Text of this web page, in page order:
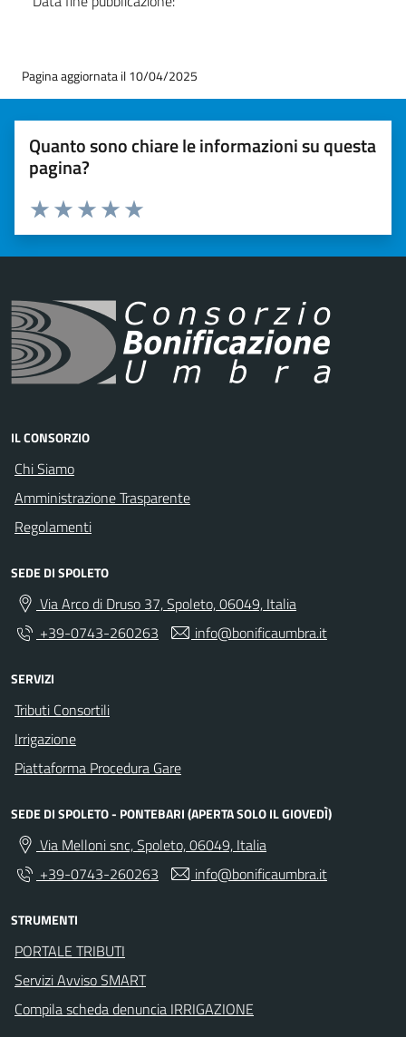
Pagina aggiornata il 10/04/2025
Quanto sono chiare le informazioni su questa
pagina?
Valuta 5 stelle su 5
Valuta 4 stelle su 5
Valuta 3 stelle su 5
Valuta 2 stelle su 5
Valuta 1 stelle su 5
IL CONSORZIO
Chi Siamo
Amministrazione Trasparente
Regolamenti
SEDE DI SPOLETO
Via Arco di Druso 37, Spoleto, 06049, Italia
+39-0743-260263
info@bonificaumbra.it
SERVIZI
Tributi Consortili
Irrigazione
Piattaforma Procedura Gare
SEDE DI SPOLETO - PONTEBARI (APERTA SOLO IL GIOVEDÌ)
Via Melloni snc, Spoleto, 06049, Italia
+39-0743-260263
info@bonificaumbra.it
STRUMENTI
PORTALE TRIBUTI
Servizi Avviso SMART
Compila scheda denuncia IRRIGAZIONE